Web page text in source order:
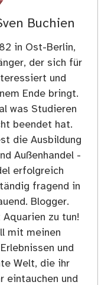
Buchien
in Ost-Berlin,
der sich für
und
Ende bringt.
was Studieren
beendet hat.
die Ausbildung
Außenhandel -
erfolgreich
fragend in
Blogger.
zu tun!
mit meinen
und
Welt, die ihr
eintauchen und